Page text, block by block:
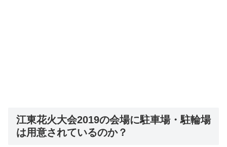
江東花火大会2019の会場に駐車場・駐輪場
は用意されているのか？